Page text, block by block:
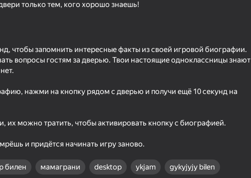
53 50
49 16+
только тем, кого хорошо знаешь!
чтобы запомнить интересные факты из своей игровой биографии.
вопросы гостям за дверью. Твои настоящие одноклассницы знают
нажми на кнопку рядом с дверью и получи ещё 10 секунд на
их можно тратить, чтобы активировать кнопку с биографией.
и придётся начинать игру заново.
билен мамаграни desktop ykjam gykyjyjy bilen